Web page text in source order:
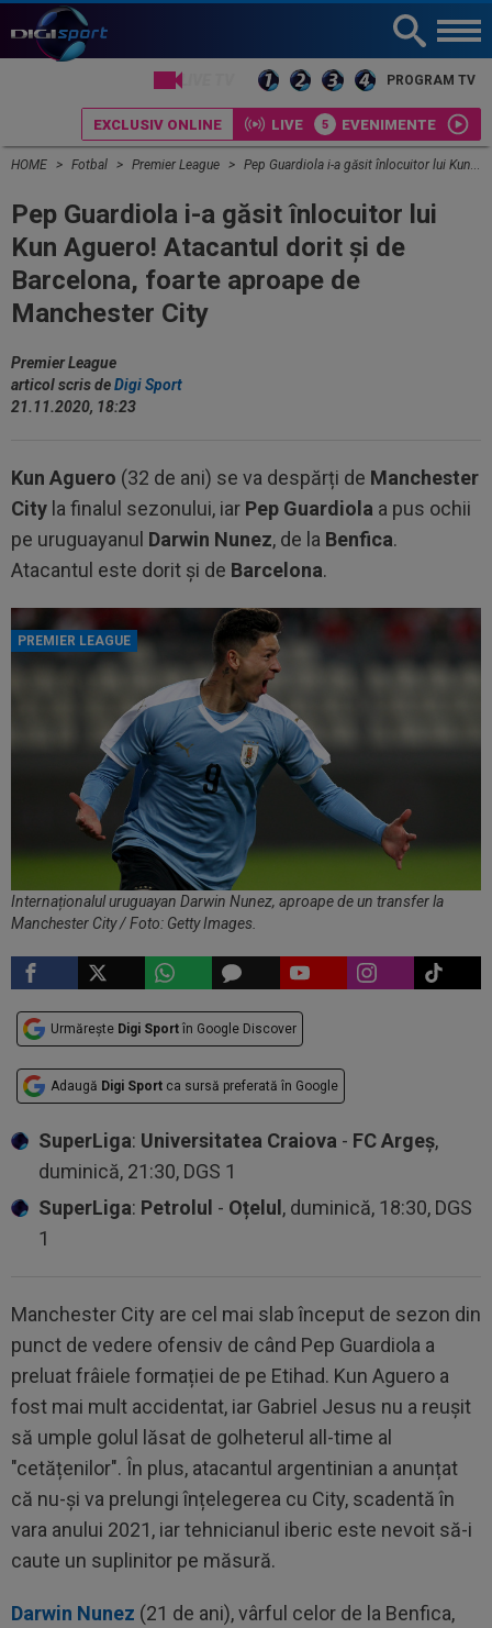
PROGRAM TV
EXCLUSIV ONLINE LIVE EVENIMENTE
HOME Fotbal Premier League Pep Guardiola i-a găsit înlocuitor lui Kun Aguero! Atacantul dorit și de Barcelona, foarte aproape de Manchester City
Pep Guardiola i-a găsit înlocuitor lui
Kun Aguero! Atacantul dorit și de
Barcelona, foarte aproape de
Manchester City
Premier League
articol scris deDigi Sport
21.11.2020, 18:23
Kun Aguero (32 de ani) se va despărți de Manchester
City la finalul sezonului, iar Pep Guardiola a pus ochii
pe uruguayanul Darwin Nunez, de la Benfica.
Atacantul este dorit și de Barcelona.
PREMIER LEAGUE
Internaționalul uruguayan Darwin Nunez, aproape de un transfer la
Manchester City / Foto: Getty Images.
Urmărește Digi Sport în Google Discover
Adaugă Digi Sport ca sursă preferată în Google
SuperLiga: Universitatea Craiova - FC Argeș,
duminică, 21:30, DGS 1
SuperLiga: Petrolul - Oțelul, duminică, 18:30, DGS
1
Manchester City are cel mai slab început de sezon din
punct de vedere ofensiv de când Pep Guardiola a
preluat frâiele formației de pe Etihad. Kun Aguero a
fost mai mult accidentat, iar Gabriel Jesus nu a reușit
să umple golul lăsat de golheterul all-time al
"cetățenilor". În plus, atacantul argentinian a anunțat
că nu-și va prelungi înțelegerea cu City, scadentă în
vara anului 2021, iar tehnicianul iberic este nevoit să-i
caute un suplinitor pe măsură.
Darwin Nunez (21 de ani), vârful celor de la Benfica,